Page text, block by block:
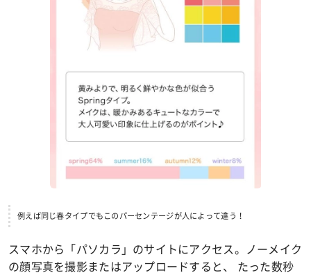
例えば同じ春タイプでもこのパーセンテージが人によって違う！
スマホから「パソカラ」のサイトにアクセス。ノーメイク
の顔写真を撮影またはアップロードすると、 たった数秒